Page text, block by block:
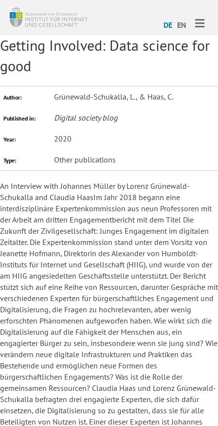
DE EN
Getting Involved: Data science for
good
Author: Grünewald-Schukalla, L., & Haas, C.
Published in: Digital society blog
Year: 2020
Type: Other publications
An Interview with Johannes Müller by Lorenz Grünewald-
Schukalla and Claudia HaasIm Jahr 2018 begann eine
interdisziplinäre Expertenkommission aus neun Professoren mit
der Arbeit am dritten Engagementbericht mit dem Titel Die
Zukunft der Zivilgesellschaft: Junges Engagement im digitalen
Zeitalter. Die Expertenkommission stand unter dem Vorsitz von
Jeanette Hofmann, Direktorin des Alexander von Humboldt-
Instituts für Internet und Gesellschaft (HIIG), und wurde von der
am HIIG angesiedelten Geschäftsstelle unterstützt. Der Bericht
stützt sich auf eine Reihe von Ressourcen, darunter Gespräche mit
verschiedenen Experten für bürgerschaftliches Engagement und
Digitalisierung, die Fragen zu hochrelevanten, aber wenig
erforschten Phänomenen aufgeworfen haben. Wie wirkt sich die
Digitalisierung auf die Fähigkeit der Menschen aus, ein
engagierter Bürger zu sein, insbesondere wenn sie jung sind? Wie
verändern neue digitale Infrastrukturen und Praktiken das
Bestehende und ermöglichen neue Formen des
bürgerschaftlichen Engagements? Was ist die Rolle der
gemeinsamen Ressourcen? Claudia Haas und Lorenz Grünewald-
Schukalla befragten drei engagierte Experten, die sich dafür
einsetzen, die Digitalisierung so zu gestalten, dass sie für alle
Beteiligten von Nutzen ist. Einer dieser Experten ist Johannes